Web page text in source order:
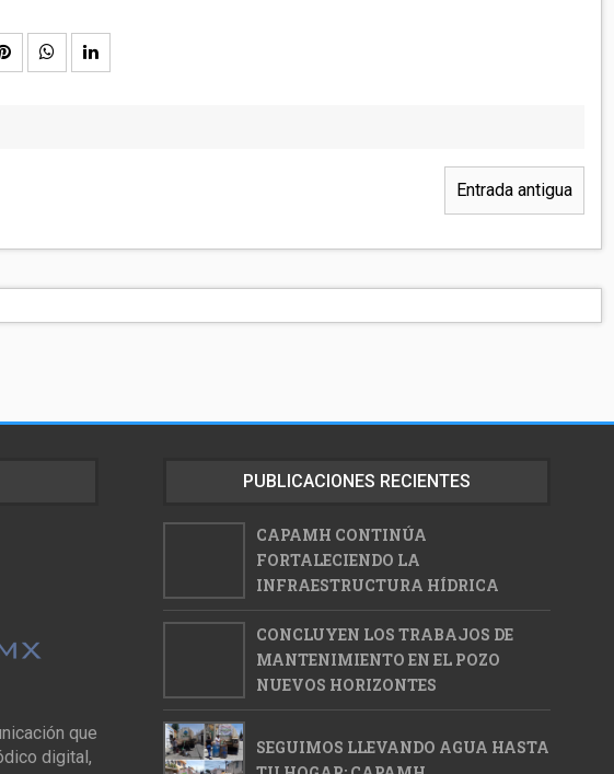
Entrada antigua
que
digital,
PUBLICACIONES RECIENTES
CAPAMH CONTINÚA
FORTALECIENDO LA
INFRAESTRUCTURA HÍDRICA
CONCLUYEN LOS TRABAJOS DE
MANTENIMIENTO EN EL POZO
NUEVOS HORIZONTES
SEGUIMOS LLEVANDO AGUA HASTA